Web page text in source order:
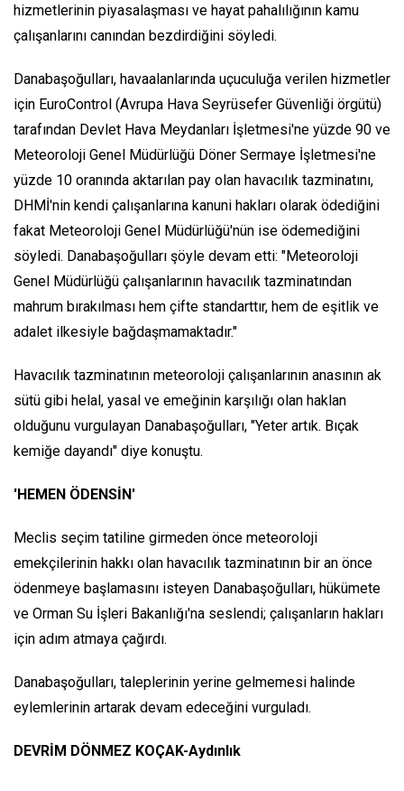
hizmetlerinin piyasalaşması ve hayat pahalılığının kamu
çalışanlarını canından bezdirdiğini söyledi.
Danabaşoğulları, havaalanlarında uçuculuğa verilen hizmetler
için EuroControl (Avrupa Hava Seyrüsefer Güvenliği örgütü)
tarafından Devlet Hava Meydanları İşletmesi'ne yüzde 90 ve
Meteoroloji Genel Müdürlüğü Döner Sermaye İşletmesi'ne
yüzde 10 oranında aktarılan pay olan havacılık tazminatını,
DHMİ'nin kendi çalışanlarına kanuni hakları olarak ödediğini
fakat Meteoroloji Genel Müdürlüğü'nün ise ödemediğini
söyledi. Danabaşoğulları şöyle devam etti: "Meteoroloji
Genel Müdürlüğü çalışanlarının havacılık tazminatından
mahrum bırakılması hem çifte standarttır, hem de eşitlik ve
adalet ilkesiyle bağdaşmamaktadır."
Havacılık tazminatının meteoroloji çalışanlarının anasının ak
sütü gibi helal, yasal ve emeğinin karşılığı olan haklan
olduğunu vurgulayan Danabaşoğulları, "Yeter artık. Bıçak
kemiğe dayandı" diye konuştu.
'HEMEN ÖDENSİN'
Meclis seçim tatiline girmeden önce meteoroloji
emekçilerinin hakkı olan havacılık tazminatının bir an önce
ödenmeye başlamasını isteyen Danabaşoğulları, hükümete
ve Orman Su İşleri Bakanlığı'na seslendi; çalışanların hakları
için adım atmaya çağırdı.
Danabaşoğulları, taleplerinin yerine gelmemesi halinde
eylemlerinin artarak devam edeceğini vurguladı.
DEVRİM DÖNMEZ KOÇAK-Aydınlık